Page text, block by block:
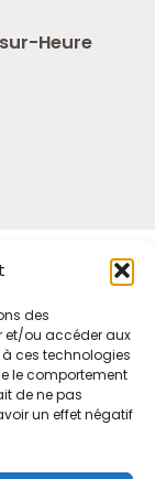
des
et/ou accéder aux
ces technologies
le comportement
de ne pas
un effet négatif
Heure